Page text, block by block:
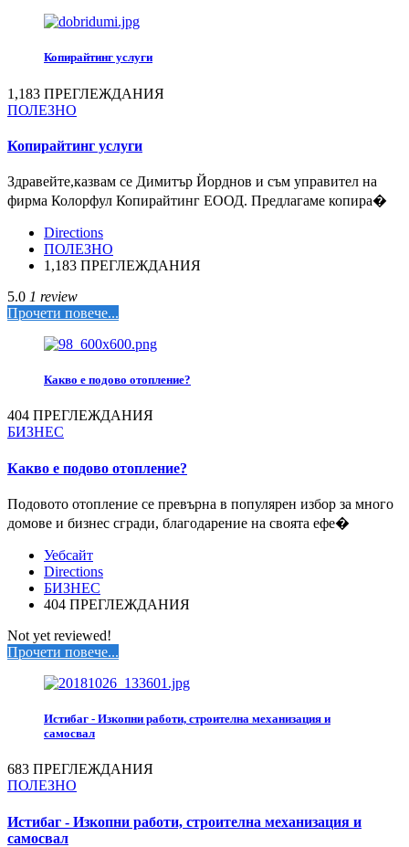
Копирайтинг услуги
1,183 ПРЕГЛЕЖДАНИЯ
ПОЛЕЗНО
Копирайтинг услуги
Здравейте,казвам се Димитър Йорднов и съм управител на
фирма Колорфул Копирайтинг ЕООД. Предлагаме копира�
Directions
ПОЛЕЗНО
1,183 ПРЕГЛЕЖДАНИЯ
5.0 1 review
Прочети повече...
Какво е подово отопление?
404 ПРЕГЛЕЖДАНИЯ
БИЗНЕС
Какво е подово отопление?
Подовото отопление се превърна в популярен избор за много
домове и бизнес сгради, благодарение на своята ефе�
Уебсайт
Directions
БИЗНЕС
404 ПРЕГЛЕЖДАНИЯ
Not yet reviewed!
Прочети повече...
Истибаг - Изкопни работи, строителна механизация и
самосвал
683 ПРЕГЛЕЖДАНИЯ
ПОЛЕЗНО
Истибаг - Изкопни работи, строителна механизация и
самосвал